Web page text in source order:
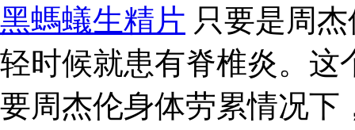
黑螞蟻生精片 只要是周
轻时候就患有脊椎炎。这
要周杰伦身体劳累情况下